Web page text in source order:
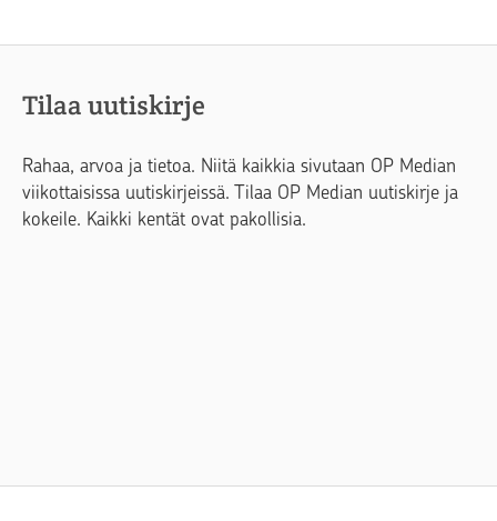
Tilaa uutiskirje
Rahaa, arvoa ja tietoa. Niitä kaikkia sivutaan OP Median
viikottaisissa uutiskirjeissä. Tilaa OP Median uutiskirje ja
kokeile. Kaikki kentät ovat pakollisia.